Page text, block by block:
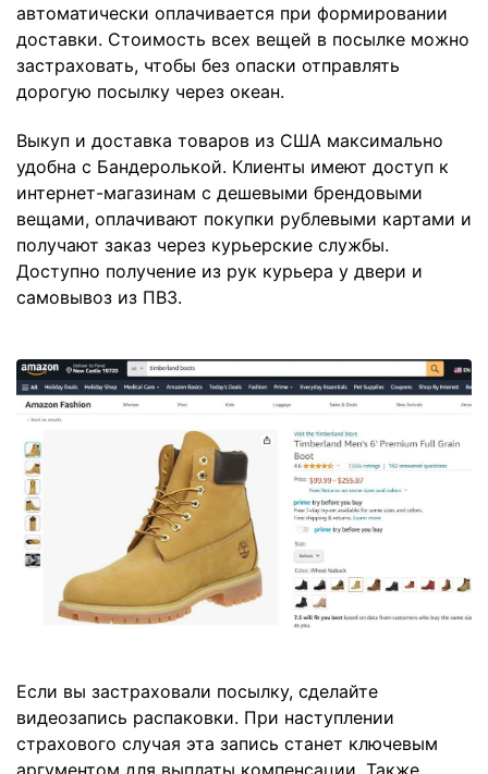
автоматически оплачивается при формировании
доставки. Стоимость всех вещей в посылке можно
застраховать, чтобы без опаски отправлять
дорогую посылку через океан.
Выкуп и доставка товаров из США максимально
удобна с Бандеролькой. Клиенты имеют доступ к
интернет-магазинам с дешевыми брендовыми
вещами, оплачивают покупки рублевыми картами и
получают заказ через курьерские службы.
Доступно получение из рук курьера у двери и
самовывоз из ПВЗ.
Если вы застраховали посылку, сделайте
видеозапись распаковки. При наступлении
страхового случая эта запись станет ключевым
аргументом для выплаты компенсации. Также